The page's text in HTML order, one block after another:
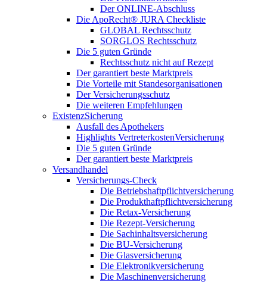
Der ONLINE-Abschluss
Die ApoRecht® JURA Checkliste
GLOBAL Rechtsschutz
SORGLOS Rechtsschutz
Die 5 guten Gründe
Rechtsschutz nicht auf Rezept
Der garantiert beste Marktpreis
Die Vorteile mit Standesorganisationen
Der Versicherungsschutz
Die weiteren Empfehlungen
ExistenzSicherung
Ausfall des Apothekers
Highlights VertreterkostenVersicherung
Die 5 guten Gründe
Der garantiert beste Marktpreis
Versandhandel
Versicherungs-Check
Die Betriebshaftpflichtversicherung
Die Produkthaftpflichtversicherung
Die Retax-Versicherung
Die Rezept-Versicherung
Die Sachinhaltsversicherung
Die BU-Versicherung
Die Glasversicherung
Die Elektronikversicherung
Die Maschinenversicherung